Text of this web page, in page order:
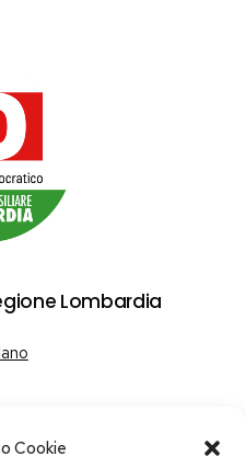
Cookie
Lombardia
sui cookie